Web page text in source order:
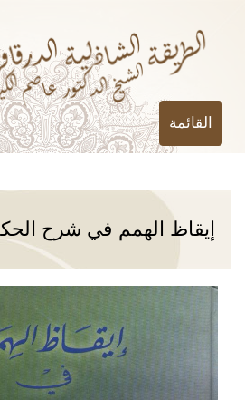
القائمة
إيقاظ الهمم في شرح الحكم